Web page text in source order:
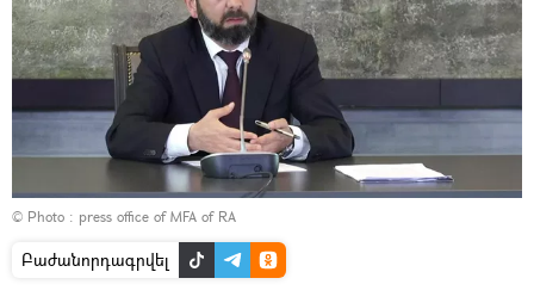
© Photo : press office of MFA of RA
Բաժանորդագրվել